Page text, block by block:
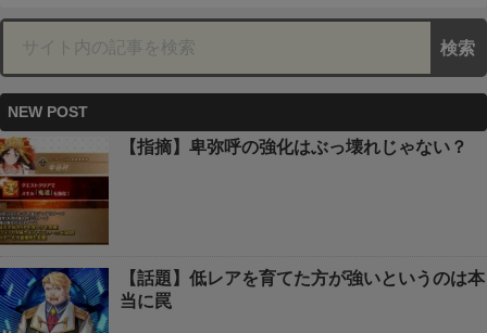
NEW POST
【指摘】卑弥呼の強化はぶっ壊れじゃない？
【話題】低レアを育てた方が強いというのは本
当に罠